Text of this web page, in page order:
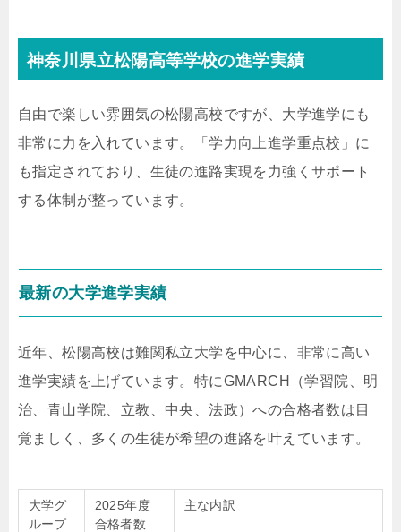
神奈川県立松陽高等学校の進学実績
自由で楽しい雰囲気の松陽高校ですが、大学進学にも
非常に力を入れています。「学力向上進学重点校」に
も指定されており、生徒の進路実現を力強くサポート
する体制が整っています。
最新の大学進学実績
近年、松陽高校は難関私立大学を中心に、非常に高い
進学実績を上げています。特にGMARCH（学習院、明
治、青山学院、立教、中央、法政）への合格者数は目
覚ましく、多くの生徒が希望の進路を叶えています。
大学グ
ループ
2025年度
合格者数
主な内訳